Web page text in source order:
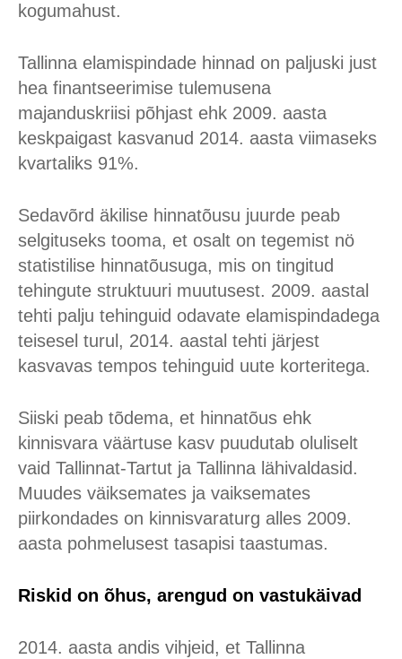
kogumahust.
Tallinna elamispindade hinnad on paljuski just
hea finantseerimise tulemusena
majanduskriisi põhjast ehk 2009. aasta
keskpaigast kasvanud 2014. aasta viimaseks
kvartaliks 91%.
Sedavõrd äkilise hinnatõusu juurde peab
selgituseks tooma, et osalt on tegemist nö
statistilise hinnatõusuga, mis on tingitud
tehingute struktuuri muutusest. 2009. aastal
tehti palju tehinguid odavate elamispindadega
teisesel turul, 2014. aastal tehti järjest
kasvavas tempos tehinguid uute korteritega.
Siiski peab tõdema, et hinnatõus ehk
kinnisvara väärtuse kasv puudutab oluliselt
vaid Tallinnat-Tartut ja Tallinna lähivaldasid.
Muudes väiksemates ja vaiksemates
piirkondades on kinnisvaraturg alles 2009.
aasta pohmelusest tasapisi taastumas.
Riskid on õhus, arengud on vastukäivad
2014. aasta andis vihjeid, et Tallinna